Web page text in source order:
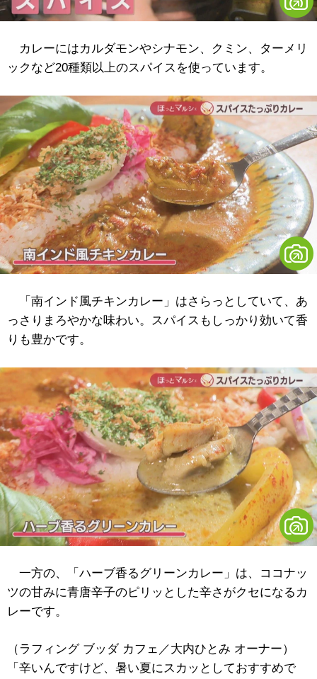
カレーにはカルダモンやシナモン、クミン、ターメリ
ックなど20種類以上のスパイスを使っています。
「南インド風チキンカレー」はさらっとしていて、あ
っさりまろやかな味わい。スパイスもしっかり効いて香
りも豊かです。
一方の、「ハーブ香るグリーンカレー」は、ココナッ
ツの甘みに青唐辛子のピリッとした辛さがクセになるカ
レーです。
（ラフィング ブッダ カフェ／大内ひとみ オーナー）
「辛いんですけど、暑い夏にスカッとしておすすめで